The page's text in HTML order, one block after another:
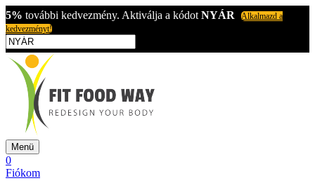
5% további kedvezmény. Aktiválja a kódot NYÁR
Alkalmazd a
kedvezményt!
Menü
0
Fiókom